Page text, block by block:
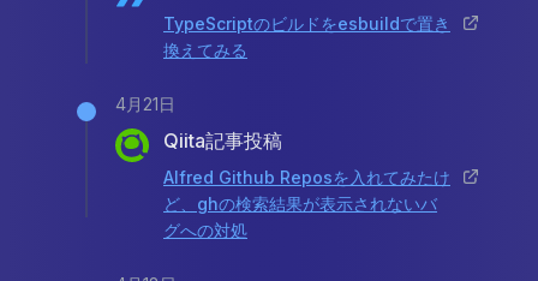
TypeScriptのビルドをesbuildで置き
換えてみる
4月21日
Qiita記事投稿
Alfred Github Reposを入れてみたけ
ど、ghの検索結果が表示されないバ
グへの対処